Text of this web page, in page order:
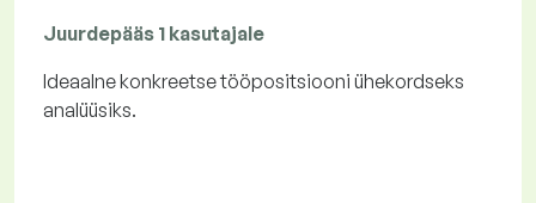
Juurdepääs 1 kasutajale
Ideaalne konkreetse tööpositsiooni ühekordseks
analüüsiks.